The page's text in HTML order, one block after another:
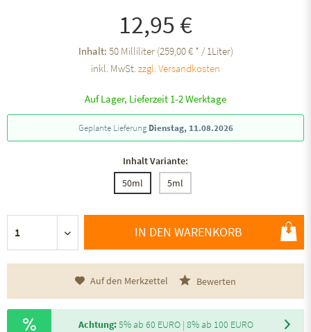
12,95 €
Inhalt: 50 Milliliter (259,00 € * / 1Liter)
inkl. MwSt.zzgl. Versandkosten
Auf Lager, Lieferzeit 1-2 Werktage
Geplante Lieferung Dienstag, 11.08.2026
Inhalt Variante:
50ml
5ml
IN DEN WARENKORB
Auf den Merkzettel Bewerten
Achtung:5% ab 60 EURO | 8% ab 100 EURO